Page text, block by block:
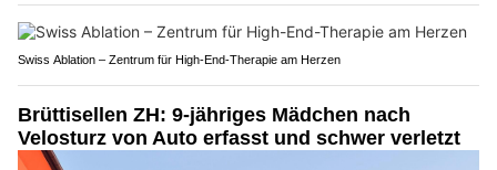
Swiss Ablation – Zentrum für High-End-Therapie am Herzen
Brüttisellen ZH: 9-jähriges Mädchen nach
Velosturz von Auto erfasst und schwer verletzt